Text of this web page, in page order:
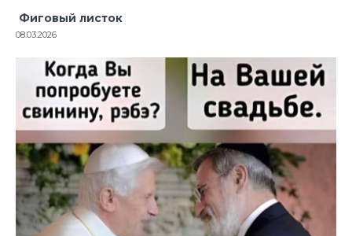
Фиговый листок
08.03.2026